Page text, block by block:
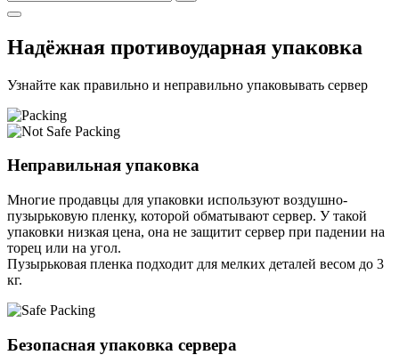
Надёжная противоударная упаковка
Узнайте как правильно и неправильно упаковывать сервер
Неправильная упаковка
Многие продавцы для упаковки используют воздушно-
пузырьковую пленку, которой обматывают сервер. У такой
упаковки низкая цена, она не защитит сервер при падении на
торец или на угол.
Пузырьковая пленка подходит для мелких деталей весом до 3
кг.
Безопасная упаковка сервера